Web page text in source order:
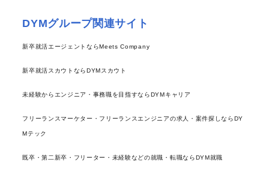
DYMグループ関連サイト
新卒就活エージェントならMeets Company
新卒就活スカウトならDYMスカウト
未経験からエンジニア・事務職を目指すならDYMキャリア
フリーランスマーケター・フリーランスエンジニアの求人・案件探しならDY
Mテック
既卒・第二新卒・フリーター・未経験などの就職・転職ならDYM就職